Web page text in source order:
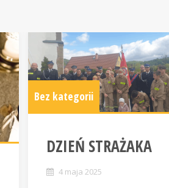
Bez kategorii
DZIEŃ STRAŻAKA
4 maja 2025